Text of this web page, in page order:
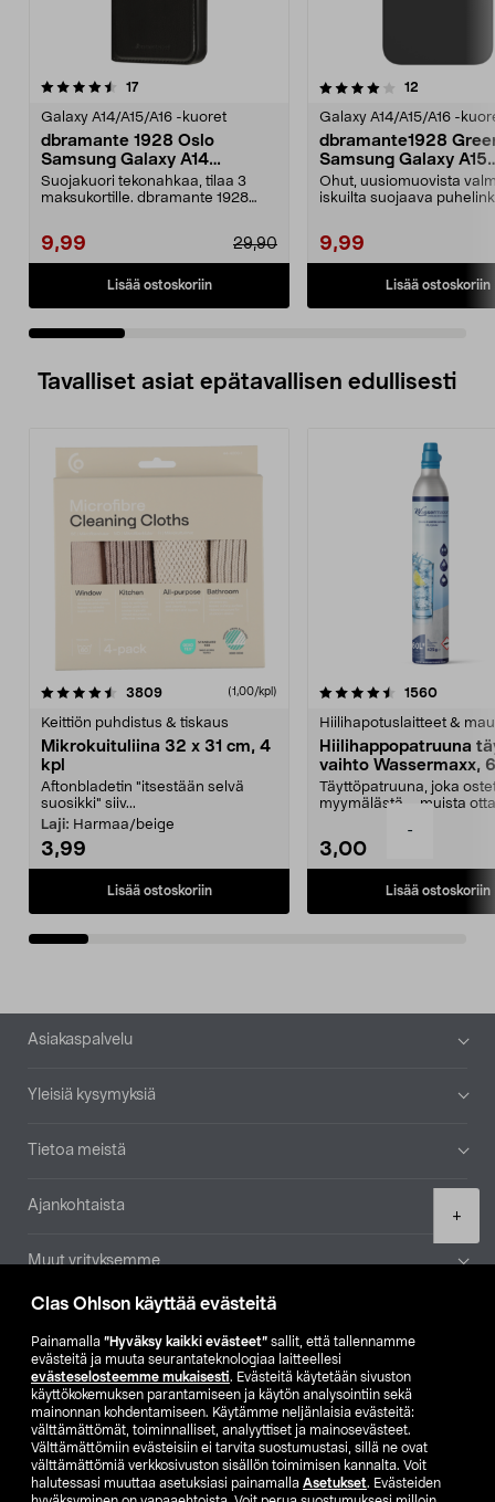
Clas Ohlson käyttää evästeitä
Painamalla ”Hyväksy kaikki evästeet” sallit, että tallennamme
evästeitä ja muuta seurantateknologiaa laitteellesi
evästeselosteemme mukaisesti. Evästeitä käytetään sivuston
käyttökokemuksen parantamiseen ja käytön analysointiin sekä
mainonnan kohdentamiseen. Käytämme neljänlaisia evästeitä:
välttämättömät, toiminnalliset, analyyttiset ja mainosevästeet.
Välttämättömiin evästeisiin ei tarvita suostumustasi, sillä ne ovat
välttämättömiä verkkosivuston sisällön toimimisen kannalta. Voit
halutessasi muuttaa asetuksiasi painamalla Asetukset. Evästeiden
-
+
17arvostelut
Galaxy A14/A15/A16 -kuoret
dbramante 1928 Oslo
Samsung Galaxy A14
Lompakkokotelo
Suojakuori tekonahkaa, tilaa 3
maksukortille. dbramante 1928
9,99 29,90
Lisää ostoskoriin
4.0 viidestä
12
Galaxy A14/A15/A16 -
dbramante1928
Samsung Galaxy A15
Suojakuori
Ohut, uusiomuovista
iskuilta suojaava
9,99
Lisää ostoskoriin
0.0 viidestä
Tavalliset asiat epätavallisen edullisesti
3809arvostelut (1,00/kpl)
Keittiön puhdistus & tiskaus
Mikrokuituliina 32 x 31 cm, 4
kpl
Aftonbladetin "itsestään selvä
suosikki" siiv...
Laji: Harmaa/beige
3,99
Lisää ostoskoriin
4.5viidestä
1560
Hiilihapotuslaitteet &
Hiilihappopatruuna
vaihto Wassermaxx,
Täyttöpatruuna, joka
myymälästä – muista
3,00
Lisää ostoskoriin
4.5viidestä
Alatunniste
Asiakaspalvelu
Yleisiä kysymyksiä
Tietoa meistä
Ajankohtaista
Muut yrityksemme
Etsi myymälä
SE NO FI
FI SV